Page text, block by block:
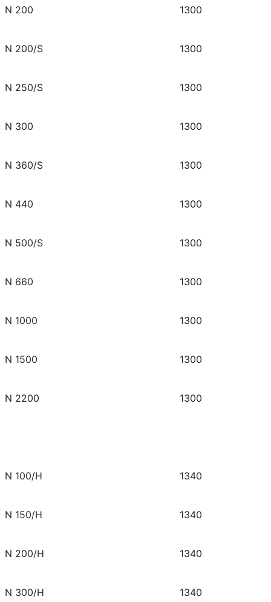
N 200 1300
N 200/S 1300
N 250/S 1300
N 300 1300
N 360/S 1300
N 440 1300
N 500/S 1300
N 660 1300
N 1000 1300
N 1500 1300
N 2200 1300
N 100/H 1340
N 150/H 1340
N 200/H 1340
N 300/H 1340